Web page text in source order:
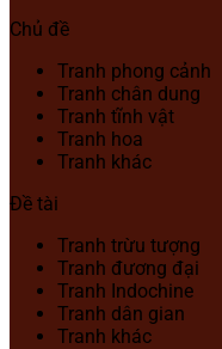
Chủ đề
Tranh phong cảnh
Tranh chân dung
Tranh tĩnh vật
Tranh hoa
Tranh khác
Đề tài
Tranh trừu tượng
Tranh đương đại
Tranh Indochine
Tranh dân gian
Tranh khác